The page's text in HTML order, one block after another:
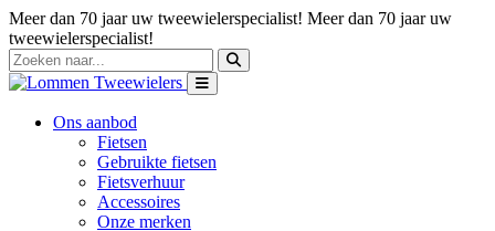
Meer dan 70 jaar uw tweewielerspecialist! Meer dan 70 jaar uw
tweewielerspecialist!
Ons aanbod
Fietsen
Gebruikte fietsen
Fietsverhuur
Accessoires
Onze merken